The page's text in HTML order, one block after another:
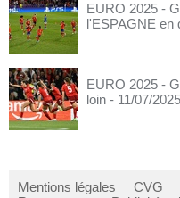
EURO 2025 -
l'ESPAGNE en
EURO 2025 -
loin - 11/07/2025
Mentions légales CVG